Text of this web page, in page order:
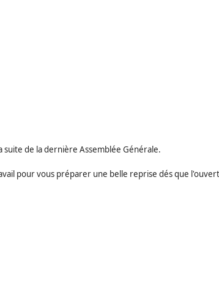
suite de la dernière Assemblée Générale.
pour vous préparer une belle reprise dés que